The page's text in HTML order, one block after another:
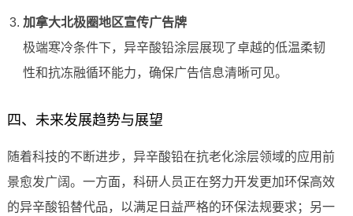
加拿大北极圈地区宣传广告牌
极端寒冷条件下，异辛酸铅涂层展现了卓越的低温柔韧
性和抗冻融循环能力，确保广告信息清晰可见。
四、未来发展趋势与展望
随着科技的不断进步，异辛酸铅在抗老化涂层领域的应用前
景愈发广阔。一方面，科研人员正在努力开发更加环保高效
的异辛酸铅替代品，以满足日益严格的环保法规要求；另一